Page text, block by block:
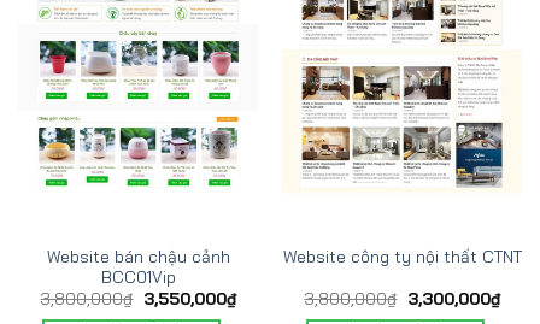
Website bán chậu cảnh
BCC01Vip
3,800,000₫ 3,550,000₫
Website công ty nội thất CTNT
3,800,000₫ 3,300,000₫